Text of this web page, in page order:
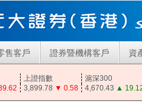
售客戶 證券暨機構客戶 資
上證指數
滬深300
3,899.78 ▼ 0.58 4,670.43 ▲